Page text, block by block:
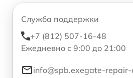
Служба поддержки
+7 (812) 507-16-48
Ежедневно с 9:00 до 21:00
info@spb.exegate-repair-